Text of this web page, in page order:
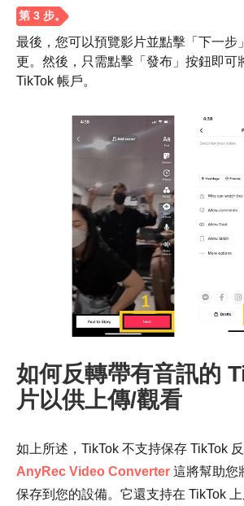
第 3 步。
最後，您可以預覽影片並點擊「下一步
更。然後，只需點擊「發布」按鈕即可
TikTok 帳戶。
如何反轉帶有音訊的
片以供上傳/觀看
如上所述，TikTok 不支持保存 TikTok
AnyRec Video Converter 這將幫助您
保存到您的設備。它還支持在 TikTok